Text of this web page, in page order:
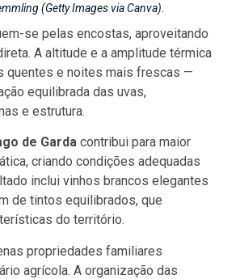
(Getty Images via Canva).
se pelas encostas, aproveitando
A altitude e a amplitude térmica
quentes e noites mais frescas —
equilibrada das uvas,
e estrutura.
de Garda contribui para maior
criando condições adequadas
inclui vinhos brancos elegantes
de tintos equilibrados, que
do território.
propriedades familiares
agrícola. A organização das